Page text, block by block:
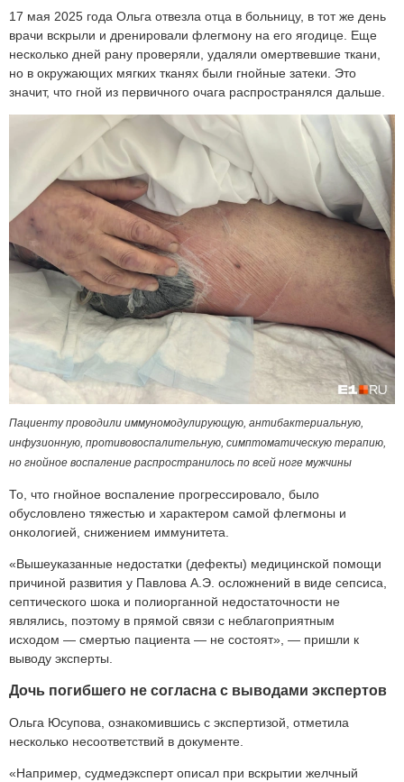
17 мая 2025 года Ольга отвезла отца в больницу, в тот же день
врачи вскрыли и дренировали флегмону на его ягодице. Еще
несколько дней рану проверяли, удаляли омертвевшие ткани,
но в окружающих мягких тканях были гнойные затеки. Это
значит, что гной из первичного очага распространялся дальше.
Пациенту проводили иммуномодулирующую, антибактериальную,
инфузионную, противовоспалительную, симптоматическую терапию,
но гнойное воспаление распространилось по всей ноге мужчины
То, что гнойное воспаление прогрессировало, было
обусловлено тяжестью и характером самой флегмоны и
онкологией, снижением иммунитета.
«Вышеуказанные недостатки (дефекты) медицинской помощи
причиной развития у Павлова А.Э. осложнений в виде сепсиса,
септического шока и полиорганной недостаточности не
являлись, поэтому в прямой связи с неблагоприятным
исходом — смертью пациента — не состоят», — пришли к
выводу эксперты.
Дочь погибшего не согласна с выводами экспертов
Ольга Юсупова, ознакомившись с экспертизой, отметила
несколько несоответствий в документе.
«Например, судмедэксперт описал при вскрытии желчный